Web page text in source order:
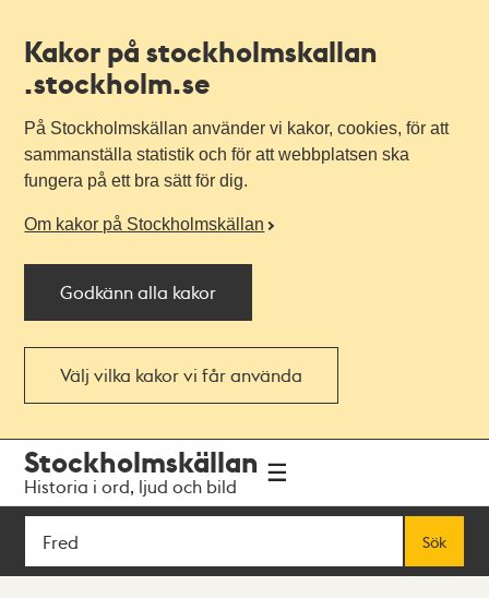
Kakor på stockholmskallan
.stockholm.se
På Stockholmskällan använder vi kakor, cookies, för att
sammanställa statistik och för att webbplatsen ska
fungera på ett bra sätt för dig.
Om kakor på Stockholmskällan
Godkänn alla kakor
Välj vilka kakor vi får använda
navigationen
huvudinnehållet
Stockholmskällan
Historia i ord, ljud och bild
Sök
Sök